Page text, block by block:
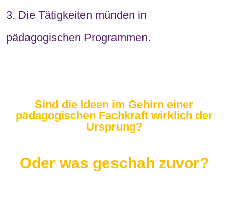
Die Tätigkeiten münden in
pädagogischen Programmen.
Sind die Ideen im Gehirn einer
pädagogischen Fachkraft wirklich der
Ursprung?
Oder was geschah zuvor?